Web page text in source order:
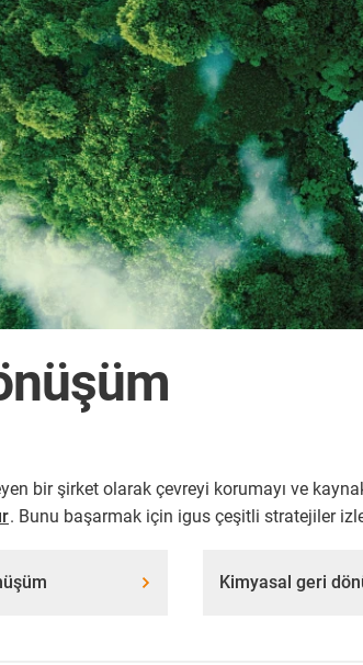
bir şirket olarak çevreyi korumayı ve
. Bunu başarmak için igus çeşitli stratejiler
Kimyasal geri